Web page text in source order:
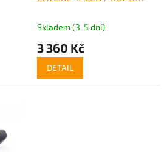
Skladem (3-5 dní)
3 360 Kč
DETAIL